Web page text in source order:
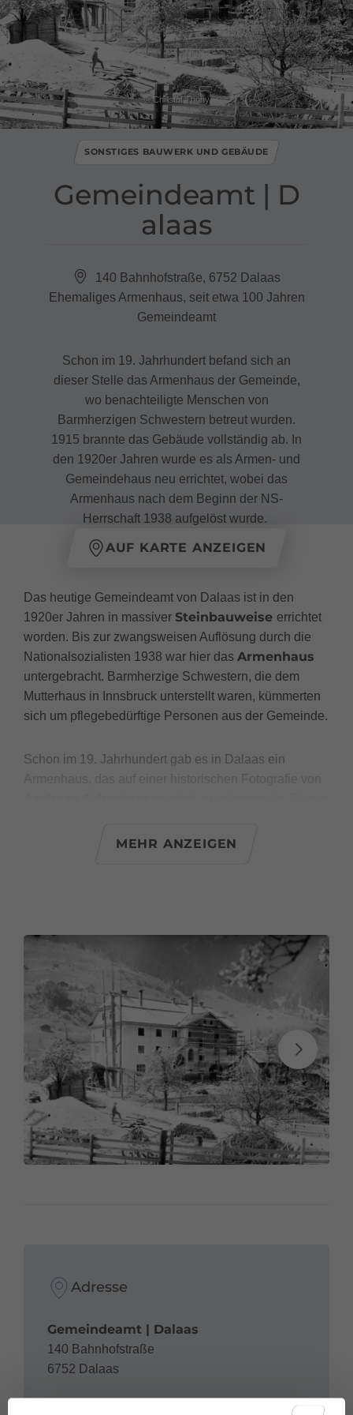
© Christof Thöny
Gemeindeamt ​|​ D
alaas
SONSTIGES BAUWERK UND GEBÄUDE
140 Bahnhofstraße, 6752 Dalaas
Ehemaliges Armenhaus, seit etwa 100 Jahren
Gemeindeamt
Schon im 19. Jahrhundert befand sich an
dieser Stelle das Armenhaus der Gemeinde,
wo benachteiligte Menschen von
Barmherzigen Schwestern betreut wurden.
1915 brannte das Gebäude vollständig ab. In
den 1920er Jahren wurde es als Armen- und
Gemeindehaus neu errichtet, wobei das
Armenhaus nach dem Beginn der NS-
Herrschaft 1938 aufgelöst wurde.
AUF KARTE ANZEIGEN
Das heutige Gemeindeamt von Dalaas ist in den
1920er Jahren in massiver Steinbauweise errichtet
worden. Bis zur zwangsweisen Auflösung durch die
Nationalsozialisten 1938 war hier das Armenhaus
untergebracht. Barmherzige Schwestern, die dem
Mutterhaus in Innsbruck unterstellt waren, kümmerten
sich um pflegebedürftige Personen aus der Gemeinde.
Schon im 19. Jahrhundert gab es in Dalaas ein
und zwei Dachgaupen. Am 8. August 1915 brannte
die umliegenden Objekte vom Feuer verschont.
Schon aus der Zeit der bayerischen Herrschaft
(1805 bis 1814) gibt es Aufzeichnungen über die
Armenversorgung in Dalaas. 1810/11 gab es in Dalaas
und Wald 13 Erwachsene und 9 Kinder, die
sogenannte „
Spendleut“ waren und deshalb als
arme Personen, die hier heimatberechtigt waren, von
der Gemeinde versorgt werden mussten. In den beiden
Jahren wurden an diese insgesamt 1.151 Laibe Brot
ausgegeben. Der Armenfonds der Gemeinde wurde
durch Stiftungen immer wieder aufgebessert. Ältere
Franz Kohler
seine bewegenden Erinnerungen (er war ein
Radiosendung erzählte.
Armenhaus, sondern nur noch als Gemeindeamt. In
MEHR ANZEIGEN
Adresse
Gemeindeamt | Dalaas
140 Bahnhofstraße
6752 Dalaas